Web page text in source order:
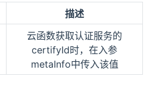
描述
云函数获取认证服务的
certifyId时，在入参
metaInfo中传入该值